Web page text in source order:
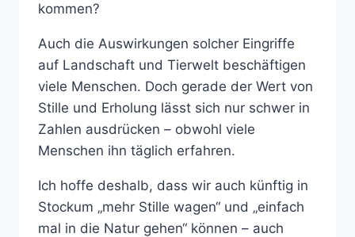
kommen?
Auch die Auswirkungen solcher Eingriffe
auf Landschaft und Tierwelt beschäftigen
viele Menschen. Doch gerade der Wert von
Stille und Erholung lässt sich nur schwer in
Zahlen ausdrücken – obwohl viele
Menschen ihn täglich erfahren.
Ich hoffe deshalb, dass wir auch künftig in
Stockum „mehr Stille wagen“ und „einfach
mal in die Natur gehen“ können – auch